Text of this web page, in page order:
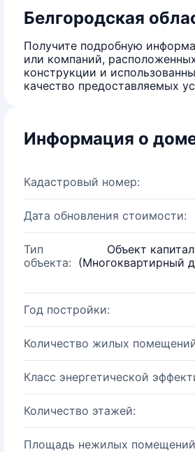
Белгородская
Получите подробную
или компаний,
конструкции и
качество предоставляемых
Информация о
Кадастровый номер:
Дата обновления стоимости:
Тип
объекта:
Объект
(Многоквартирный
Год постройки:
Количество жилых
Класс энергетической
Количество этажей:
Площадь нежилых